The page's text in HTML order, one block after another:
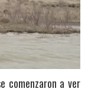
comenzaron a ver